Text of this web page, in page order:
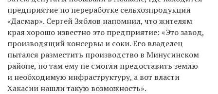
предприятие по переработке сельхозпродукции
«Дасмар». Сергей Зяблов напомнил, что жителям
края хорошо известно это предприятие: «Это завод,
производящий консервы и соки. Его владелец
пытался разместить производство в Минусинском
районе, но там ему не смогли предоставить землю
и необходимую инфраструктуру, а вот власти
Хакасии нашли такую возможность».